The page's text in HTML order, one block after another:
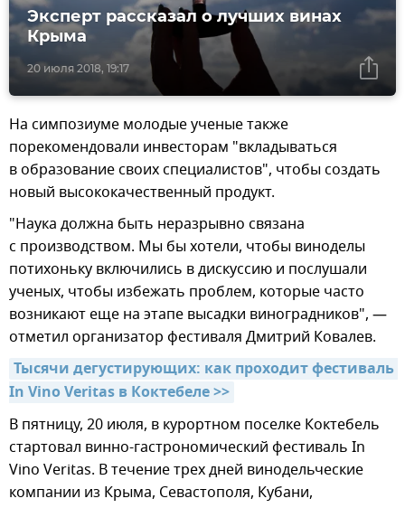
20 июля 2018, 19:17
Эксперт рассказал о лучших винах
Крыма
На симпозиуме молодые ученые также
порекомендовали инвесторам "вкладываться
в образование своих специалистов", чтобы создать
новый высококачественный продукт.
"Наука должна быть неразрывно связана
с производством. Мы бы хотели, чтобы виноделы
потихоньку включились в дискуссию и послушали
ученых, чтобы избежать проблем, которые часто
возникают еще на этапе высадки виноградников", —
отметил организатор фестиваля Дмитрий Ковалев.
Тысячи дегустирующих: как проходит фестиваль
In Vino Veritas в Коктебеле >>
В пятницу, 20 июля, в курортном поселке Коктебель
стартовал винно-гастрономический фестиваль In
Vino Veritas. В течение трех дней винодельческие
компании из Крыма, Севастополя, Кубани,